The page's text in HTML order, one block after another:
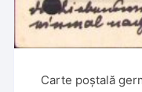
Carte poștală